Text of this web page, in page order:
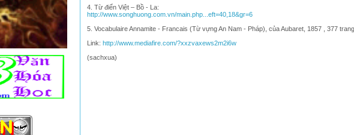
4. Từ điển Việt – Bồ - La:
http://www.songhuong.com.vn/main.php...eft=40,18&gr=6
5. Vocabulaire Annamite - Francais (Từ vựng An Nam - Pháp), của Aubaret, 1857 , 377
Link: http://www.mediafire.com/?xxzvaxews2m2i6w
(sachxua)